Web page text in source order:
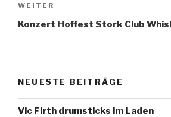
Nächster
Beitrag
WEITER
Konzert Hoffest Stork Club
NEUESTE BEITRÄGE
Vic Firth drumsticks im Laden